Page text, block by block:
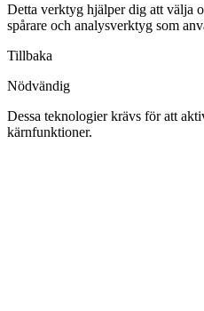
Detta verktyg hjälper dig att välja
spårare och analysverktyg som
Tillbaka
Nödvändig
Dessa teknologier krävs för att
kärnfunktioner.